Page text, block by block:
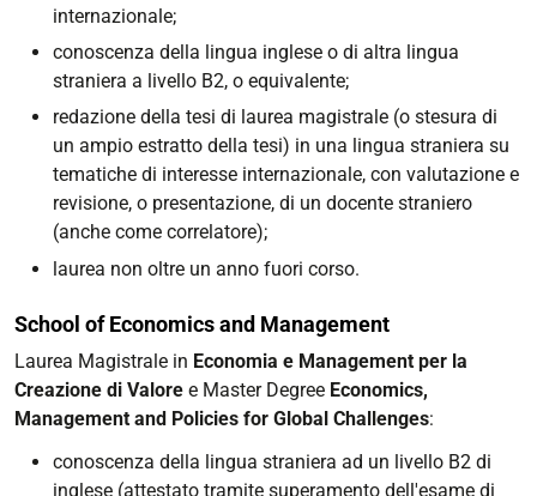
internazionale;
conoscenza della lingua inglese o di altra lingua
straniera a livello B2, o equivalente;
redazione della tesi di laurea magistrale (o stesura di
un ampio estratto della tesi) in una lingua straniera su
tematiche di interesse internazionale, con valutazione e
revisione, o presentazione, di un docente straniero
(anche come correlatore);
laurea non oltre un anno fuori corso.
School of Economics and Management
Laurea Magistrale in Economia e Management per la
Creazione di Valore e Master Degree Economics,
Management and Policies for Global Challenges:
conoscenza della lingua straniera ad un livello B2 di
inglese (attestato tramite superamento dell'esame di